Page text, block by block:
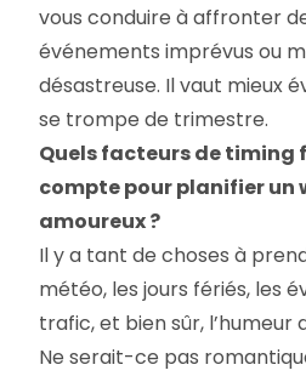
vous conduire à affronter
événements imprévus ou
désastreuse. Il vaut mieux
se trompe de trimestre.
Quels facteurs de timing
compte pour planifier un
amoureux ?
Il y a tant de choses à
météo, les jours fériés, les
trafic, et bien sûr,
Ne serait-ce pas